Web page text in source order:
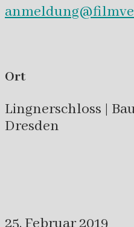
Ort
Lingnerschloss |
Dresden